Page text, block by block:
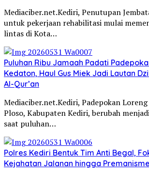
Mediaciber.net.Kediri, Penutupan
untuk pekerjaan rehabilitasi mulai
lintas di Kota…
Puluhan Ribu Jamaah Padati
Kedaton, Haul Gus Miek Jadi Lautan
Al-Qur’an
Mediaciber.net.Kediri, Padepokan
Ploso, Kabupaten Kediri, berubah
saat puluhan…
Polres Kediri Bentuk Tim Anti Begal,
Kejahatan Jalanan hingga Premanisme